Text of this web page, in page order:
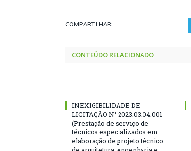
COMPARTILHAR:
CONTEÚDO RELACIONADO
INEXIGIBILIDADE DE
LICITAÇÃO N° 2023.03.04.001
(Prestação de serviço de
técnicos especializados em
elaboração de projeto técnico